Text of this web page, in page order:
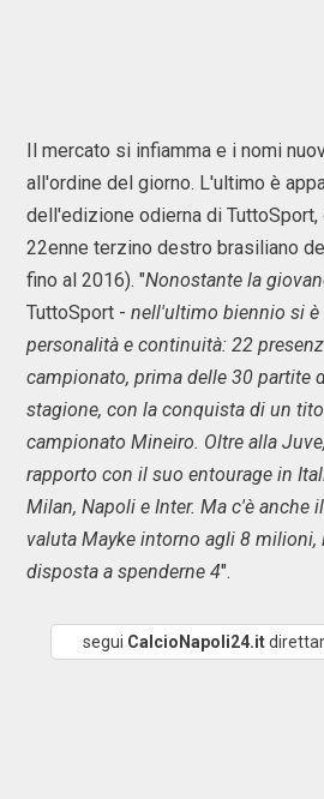
Il mercato si infiamma e i nomi
all'ordine del giorno. L'ultimo è
dell'edizione odierna di
22enne terzino destro brasiliano
fino al 2016). "Nonostante la
TuttoSport - nell'ultimo biennio si
personalità e continuità: 22
campionato, prima delle 30 partite
stagione, con la conquista di un
campionato Mineiro. Oltre alla
rapporto con il suo entourage in
Milan, Napoli e Inter. Ma c'è anche
valuta Mayke intorno agli 8 milioni,
disposta a spenderne 4".
segui CalcioNapoli24.it